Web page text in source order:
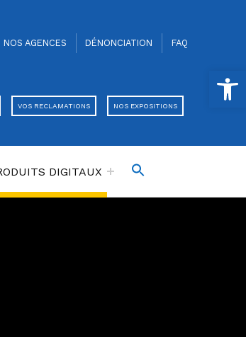
Ouvrir la barre d’outils
NOS AGENCES DÉNONCIATION FAQ
VOS RECLAMATIONS NOS EXPOSITIONS
DIGITAUX